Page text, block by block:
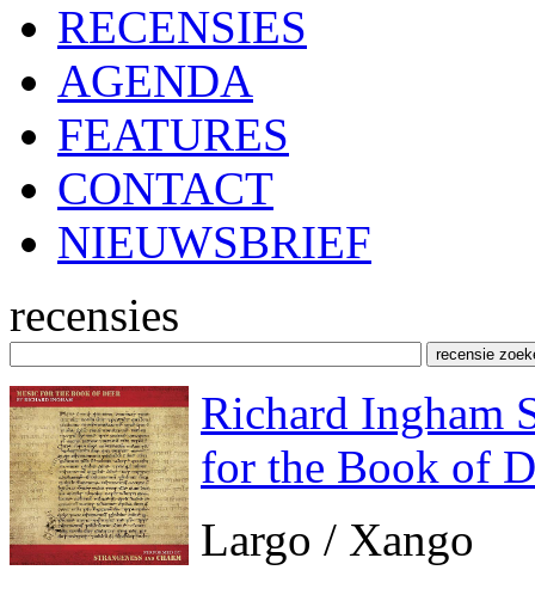
RECENSIES
AGENDA
FEATURES
CONTACT
NIEUWSBRIEF
recensies
Richard Ingham
for the Book of
Largo / Xango